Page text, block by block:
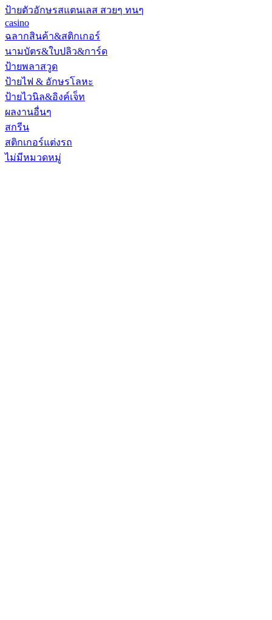
ป้ายตัวอักษรสแตนเลส สวยๆ ทนๆ
casino
ฉลากสินค้า&สติกเกอร์
นามบัตร&ใบปลิว&การ์ด
ป้ายพลาสวูด
ป้ายไฟ & อักษรโลหะ
ป้ายไวนิล&อิงค์เจ็ท
ผลงานอื่นๆ
สกรีน
สติกเกอร์แต่งรถ
ไม่มีหมวดหมู่